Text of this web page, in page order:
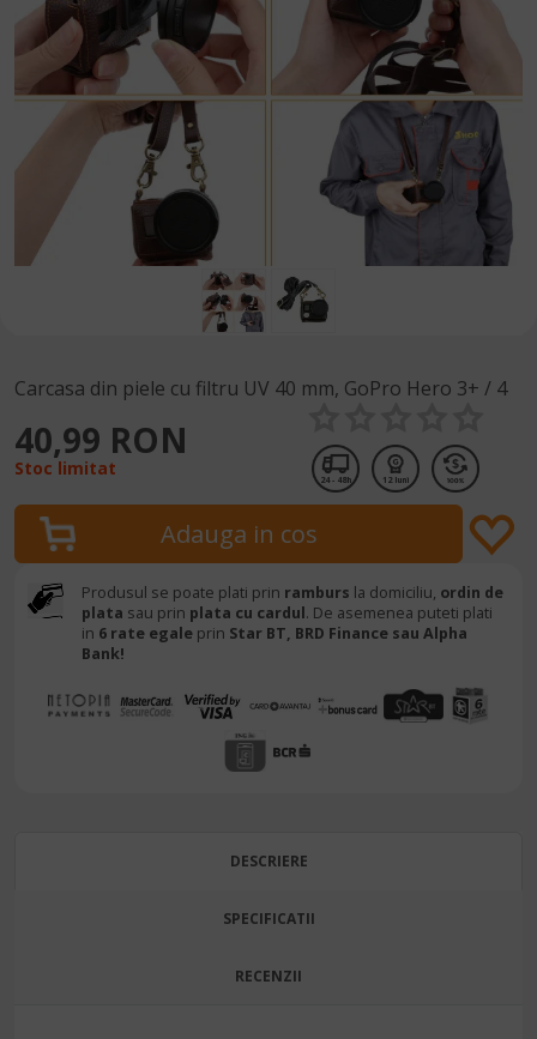
Carcasa din piele cu filtru UV 40 mm, GoPro Hero 3+ / 4
40,99 RON
Stoc limitat
24 - 48h 12 luni
Produsul se poate plati prin ramburs la domiciliu, ordin de
plata sau prin plata cu cardul. De asemenea puteti plati
in 6 rate egale prin Star BT, BRD Finance sau Alpha
Bank!
DESCRIERE
SPECIFICATII
RECENZII